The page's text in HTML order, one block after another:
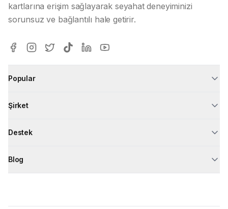
kartlarına erişim sağlayarak seyahat deneyiminizi
sorunsuz ve bağlantılı hale getirir.
Popular
Şirket
Destek
Blog